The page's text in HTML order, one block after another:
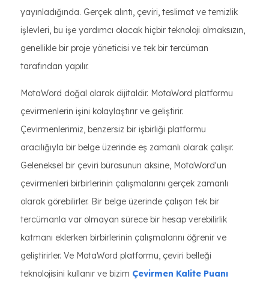
yayınladığında. Gerçek alıntı, çeviri, teslimat ve temizlik
işlevleri, bu işe yardımcı olacak hiçbir teknoloji olmaksızın,
genellikle bir proje yöneticisi ve tek bir tercüman
tarafından yapılır.
MotaWord doğal olarak dijitaldir. MotaWord platformu
çevirmenlerin işini kolaylaştırır ve geliştirir.
Çevirmenlerimiz, benzersiz bir işbirliği platformu
aracılığıyla bir belge üzerinde eş zamanlı olarak çalışır.
Geleneksel bir çeviri bürosunun aksine, MotaWord'un
çevirmenleri birbirlerinin çalışmalarını gerçek zamanlı
olarak görebilirler. Bir belge üzerinde çalışan tek bir
tercümanla var olmayan sürece bir hesap verebilirlik
katmanı eklerken birbirlerinin çalışmalarını öğrenir ve
geliştirirler. Ve MotaWord platformu, çeviri belleği
teknolojisini kullanır ve bizim Çevirmen Kalite Puanı